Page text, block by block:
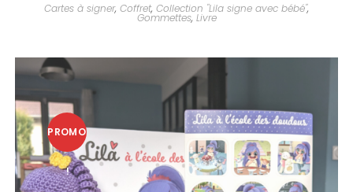
Cartes à signer, Coffret, Collection "Lila signe avec bébé",
Gommettes, Livre
PROMO
!